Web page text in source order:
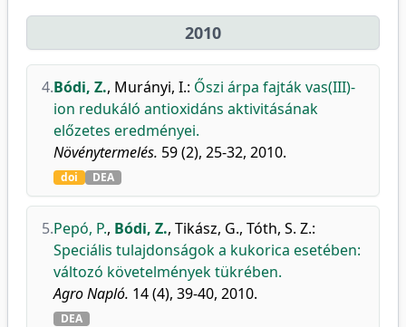
2010
4.Bódi, Z., Murányi, I.: Őszi árpa fajták vas(III)-
ion redukáló antioxidáns aktivitásának
előzetes eredményei.
Növénytermelés. 59 (2), 25-32, 2010.
doi DEA
5.Pepó, P., Bódi, Z., Tikász, G., Tóth, S. Z.:
Speciális tulajdonságok a kukorica esetében:
változó követelmények tükrében.
Agro Napló. 14 (4), 39-40, 2010.
DEA